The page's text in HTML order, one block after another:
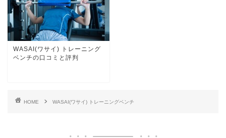
WASAI(ワサイ) トレーニング
ベンチの口コミと評判
HOME WASAI(ワサイ) トレーニングベンチ